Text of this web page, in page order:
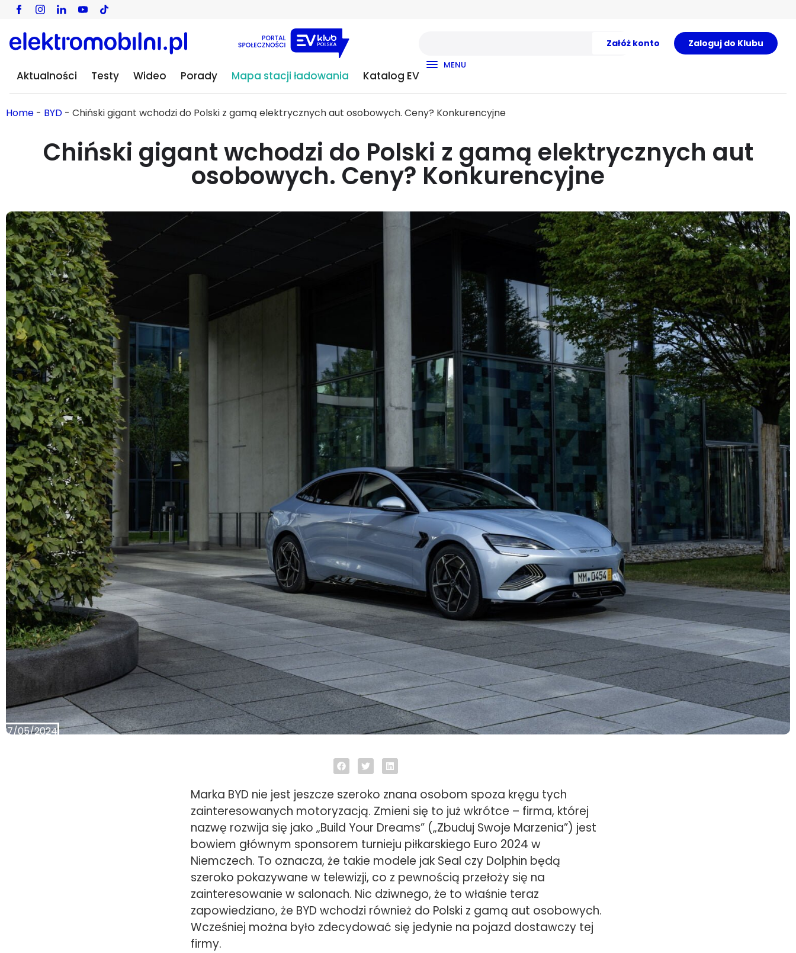
Załóż konto Zaloguj do Klubu
Aktualności Testy Wideo Porady Mapa stacji ładowania Katalog EV
MENU
Home - BYD - Chiński gigant wchodzi do Polski z gamą elektrycznych aut osobowych. Ceny? Konkurencyjne
Chiński gigant wchodzi do Polski z gamą elektrycznych aut
osobowych. Ceny? Konkurencyjne
27/05/2024
Marka BYD nie jest jeszcze szeroko znana osobom spoza kręgu tych
zainteresowanych motoryzacją. Zmieni się to już wkrótce – firma, której
nazwę rozwija się jako „Build Your Dreams” („Zbuduj Swoje Marzenia”) jest
bowiem głównym sponsorem turnieju piłkarskiego Euro 2024 w
Niemczech. To oznacza, że takie modele jak Seal czy Dolphin będą
szeroko pokazywane w telewizji, co z pewnością przełoży się na
zainteresowanie w salonach. Nic dziwnego, że to właśnie teraz
zapowiedziano, że BYD wchodzi również do Polski z gamą aut osobowych.
Wcześniej można było zdecydować się jedynie na pojazd dostawczy tej
firmy.